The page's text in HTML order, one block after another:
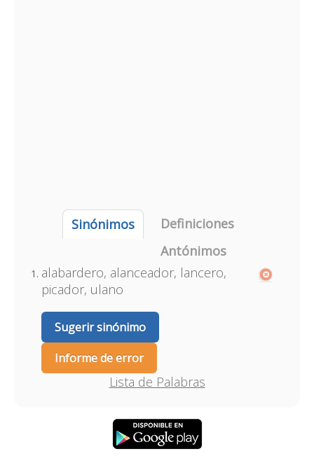
Sinónimos
Definiciones
Antónimos
alabardero, alanceador, lancero,
picador, ulano
Sugerir sinónimo
Informe de error
Lista de Palabras